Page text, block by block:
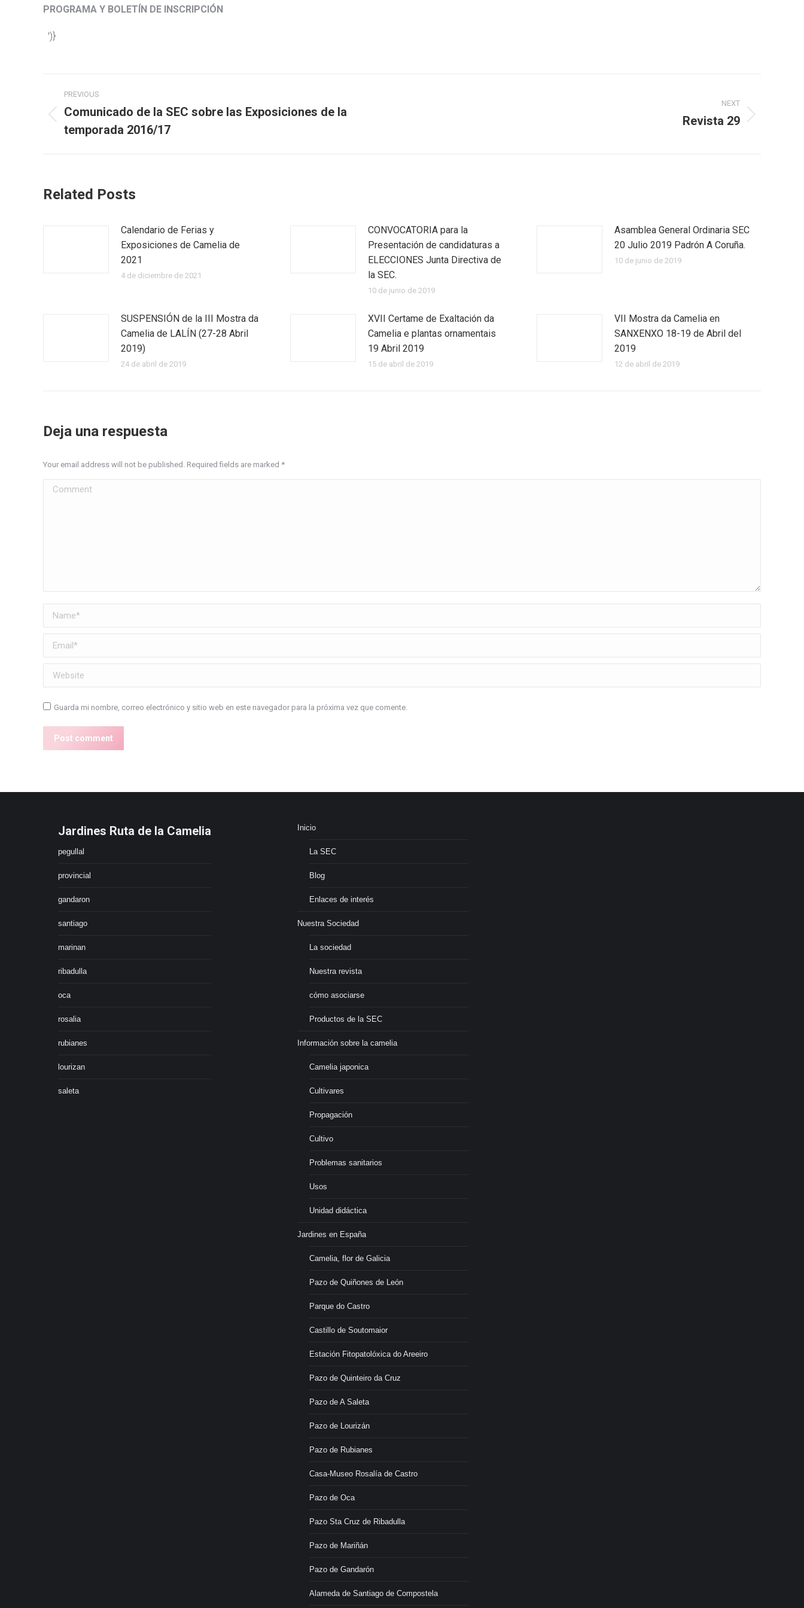
PROGRAMA Y BOLETÍN DE INSCRIPCIÓN
')}
Post
navigation
PREVIOUS
post:
Comunicado de la SEC sobre las Exposiciones de la
temporada 2016/17
NEXT
Revista 29
Related Posts
Calendario de Ferias y
Exposiciones de Camelia de
2021
4 de diciembre de 2021
CONVOCATORIA para la
Presentación de candidaturas a
ELECCIONES Junta Directiva de
la SEC.
10 de junio de 2019
Asamblea General Ordinaria SEC
20 Julio 2019 Padrón A Coruña.
10 de junio de 2019
SUSPENSIÓN de la III Mostra da
Camelia de LALÍN (27-28 Abril
2019)
24 de abril de 2019
XVII Certame de Exaltación da
Camelia e plantas ornamentais
19 Abril 2019
15 de abril de 2019
VII Mostra da Camelia en
SANXENXO 18-19 de Abril del
2019
12 de abril de 2019
Deja una respuesta
Your email address will not be published. Required fields are marked *
Comment
Name *
Email *
Website
Guarda mi nombre, correo electrónico y sitio web en este navegador para la próxima vez que comente.
Post comment
Jardines Ruta de la Camelia
pegullal
provincial
gandaron
santiago
marinan
ribadulla
oca
rosalia
rubianes
lourizan
saleta
Inicio
La SEC
Blog
Enlaces de interés
Nuestra Sociedad
La sociedad
Nuestra revista
cómo asociarse
Productos de la SEC
Información sobre la camelia
Camelia japonica
Cultivares
Propagación
Cultivo
Problemas sanitarios
Usos
Unidad didáctica
Jardines en España
Camelia, flor de Galicia
Pazo de Quiñones de León
Parque do Castro
Castillo de Soutomaior
Estación Fitopatolóxica do Areeiro
Pazo de Quinteiro da Cruz
Pazo de A Saleta
Pazo de Lourizán
Pazo de Rubianes
Casa-Museo Rosalía de Castro
Pazo de Oca
Pazo Sta Cruz de Ribadulla
Pazo de Mariñán
Pazo de Gandarón
Alameda de Santiago de Compostela